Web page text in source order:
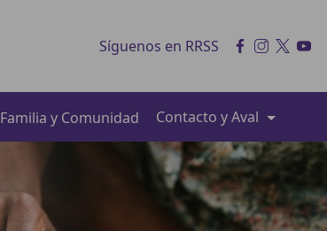
Síguenos en RRSS
Familia y Comunidad Contacto y Aval